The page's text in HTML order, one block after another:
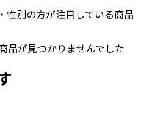
性別の方が注目している商品
品が見つかりませんでした